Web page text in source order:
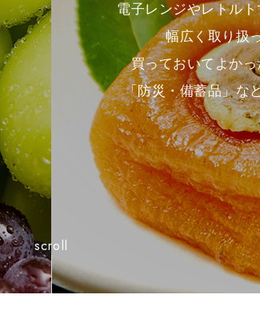
電子レンジやレトル
幅広く取り扱
買っておいてよかっ
「防災・備蓄品」な
scroll